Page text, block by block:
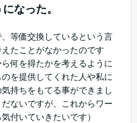
なった。
等価交換しているという言
たことがなかったのです
何を得たかを考えるように
を提供してくれた人や私に
持ちをもてる事ができまし
ないですが、これからワー
付いていきたいです）